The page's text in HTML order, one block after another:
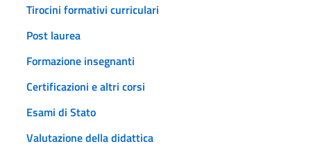
Tirocini formativi curriculari
Post laurea
Formazione insegnanti
Certificazioni e altri corsi
Esami di Stato
Valutazione della didattica